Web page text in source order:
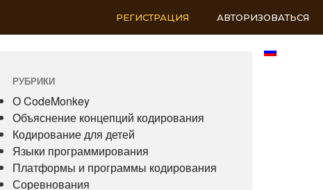
РЕГИСТРАЦИЯ АВТОРИЗОВАТЬСЯ
РУБРИКИ
О CodeMonkey
Объяснение концепций кодирования
Кодирование для детей
Языки программирования
Платформы и программы кодирования
Соревнования